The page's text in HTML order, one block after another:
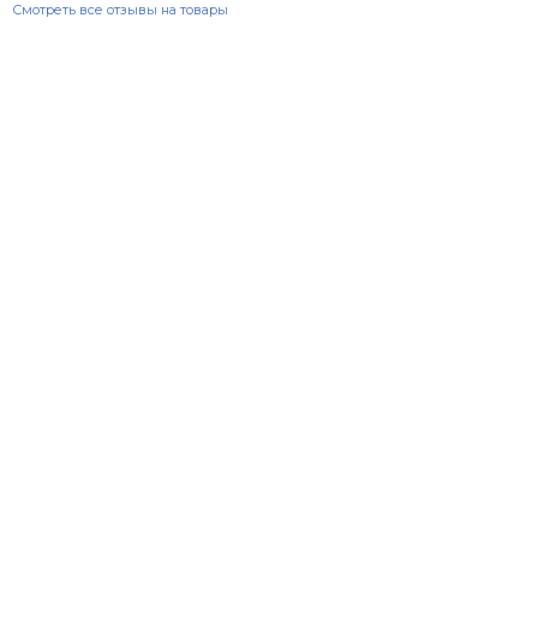
Смотреть все отзывы на товары